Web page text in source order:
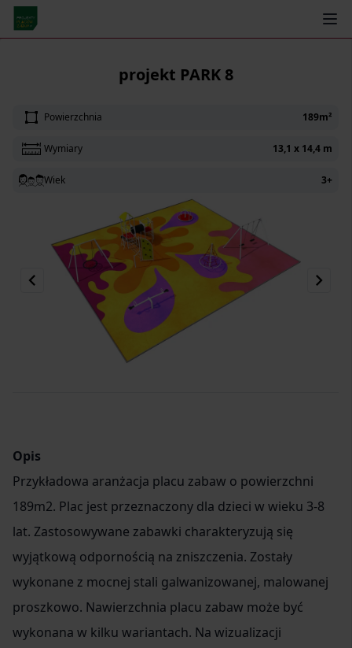
projekt PARK 8
← Powrót
Powierzchnia 189m²
Wymiary 13,1 x 14,4 m
Wiek 3+
Opis
Przykładowa aranżacja placu zabaw o powierzchni
189m2. Plac jest przeznaczony dla dzieci w wieku 3-8
lat. Zastosowywane zabawki charakteryzują się
wyjątkową odpornością na zniszczenia. Zostały
wykonane z mocnej stali galwanizowanej, malowanej
proszkowo. Nawierzchnia placu zabaw może być
wykonana w kilku wariantach. Na wizualizacji